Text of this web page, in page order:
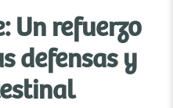
Un refuerzo
defensas y